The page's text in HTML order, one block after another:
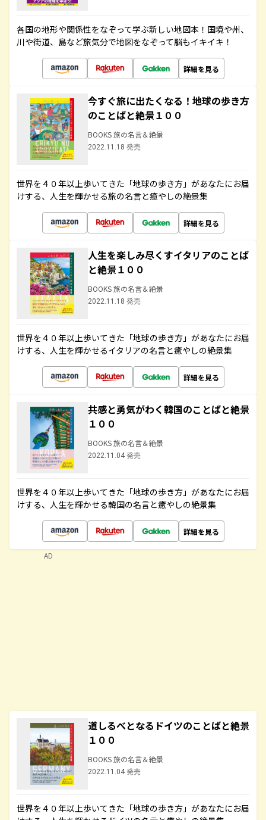
各国の地形や関係性をなぞって学ぶ新しい地図本！国境や州、
川や街道、島など旅気分で地図をなぞって脳もイキイキ！
詳細を見る
今すぐ旅に出たくなる！地球の歩き方
のことばと絶景１００
BOOKS 旅の名言＆絶景
2022.11.18 発売
世界を４０年以上歩いてきた「地球の歩き方」があなたにお届
けする、人生を輝かせる旅の名言と癒やしの絶景集
詳細を見る
人生を楽しみ尽くすイタリアのことば
と絶景１００
BOOKS 旅の名言＆絶景
2022.11.18 発売
世界を４０年以上歩いてきた「地球の歩き方」があなたにお届
けする、人生を輝かせるイタリアの名言と癒やしの絶景集
詳細を見る
共感と勇気がわく韓国のことばと絶景
１００
BOOKS 旅の名言＆絶景
2022.11.04 発売
世界を４０年以上歩いてきた「地球の歩き方」があなたにお届
けする、人生を輝かせる韓国の名言と癒やしの絶景集
詳細を見る
道しるべとなるドイツのことばと絶景
１００
BOOKS 旅の名言＆絶景
2022.11.04 発売
世界を４０年以上歩いてきた「地球の歩き方」があなたにお届
AD